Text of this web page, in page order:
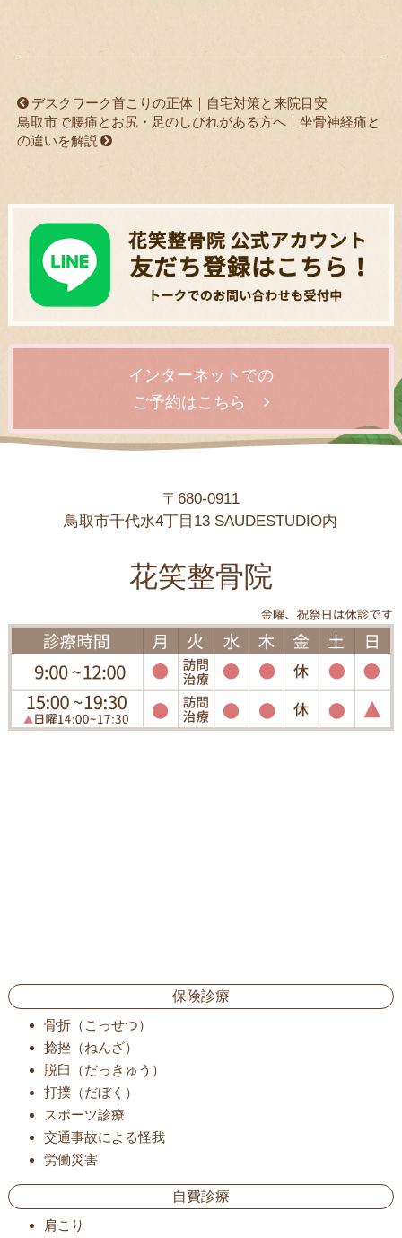
デスクワーク首こりの正体｜自宅対策と来院目安
鳥取市で腰痛とお尻・足のしびれがある方へ｜坐骨神経痛と
の違いを解説
インターネットでの
ご予約はこちら
〒680-0911
鳥取市千代水4丁目13 SAUDESTUDIO内
花笑整骨院
保険診療
骨折（こっせつ）
捻挫（ねんざ）
脱臼（だっきゅう）
打撲（だぼく）
スポーツ診療
交通事故による怪我
労働災害
自費診療
肩こり